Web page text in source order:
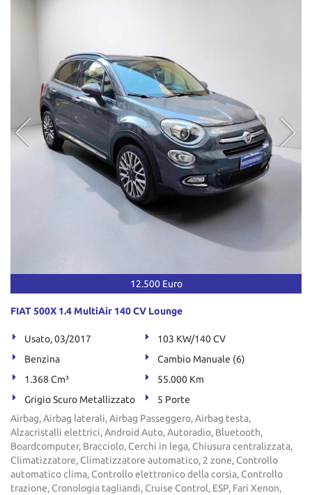
12.500 Euro
FIAT 500X 1.4 MultiAir 140 CV Lounge
Usato, 03/2017
103 KW/140 CV
Benzina
Cambio Manuale (6)
1.368 Cm³
55.000 Km
Grigio Scuro Metallizzato
5 Porte
Airbag, Airbag laterali, Airbag Passeggero, Airbag testa,
Alzacristalli elettrici, Android Auto, Autoradio, Bluetooth,
Boardcomputer, Bracciolo, Cerchi in lega, Chiusura centralizzata,
Climatizzatore, Climatizzatore automatico, 2 zone, Controllo
automatico clima, Controllo elettronico della corsia, Controllo
trazione, Cronologia tagliandi, Cruise Control, ESP, Fari Xenon,